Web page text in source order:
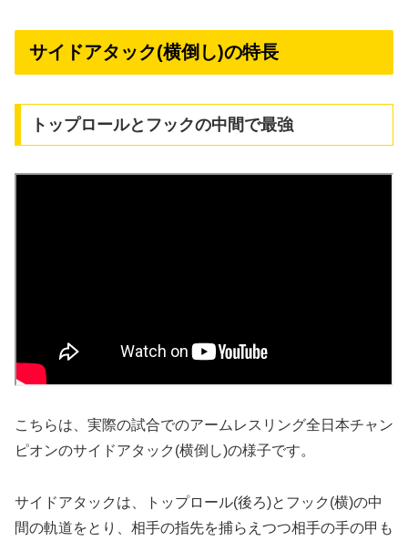
サイドアタック(横倒し)の特長
トップロールとフックの中間で最強
こちらは、実際の試合でのアームレスリング全日本チャン
ピオンのサイドアタック(横倒し)の様子です。
サイドアタックは、トップロール(後ろ)とフック(横)の中
間の軌道をとり、相手の指先を捕らえつつ相手の手の甲も